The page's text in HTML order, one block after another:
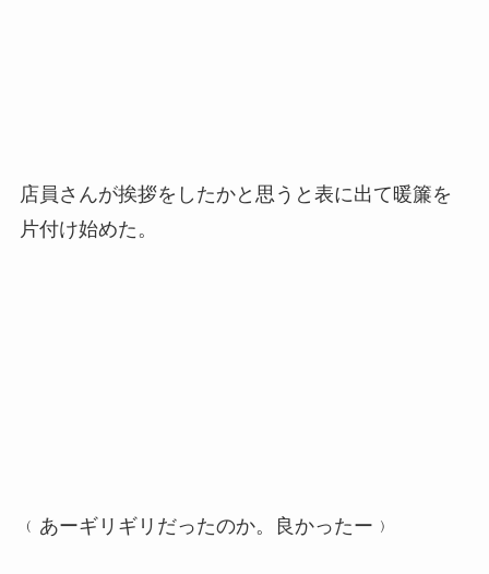
店員さんが挨拶をしたかと思うと表に出て暖簾を
片付け始めた。
﹙あーギリギリだったのか。良かったー﹚